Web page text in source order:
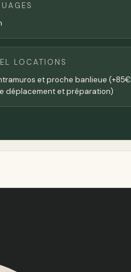
LOCATIONS
et proche banlieue (+85€
déplacement et préparation)